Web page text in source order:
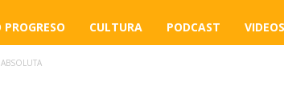
PROGRESO CULTURA PODCAST VIDEOS